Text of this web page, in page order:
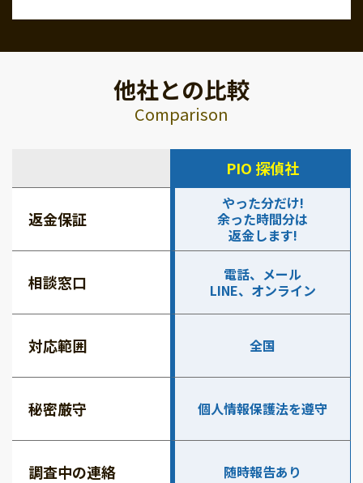
他社との比較
Comparison
PIO 探偵社
返金保証
やった分だけ!
余った時間分は
返金します!
相談窓口
電話、メール
LINE、オンライン
対応範囲 全国
秘密厳守 個人情報保護法を遵守
調査中の連絡 随時報告あり